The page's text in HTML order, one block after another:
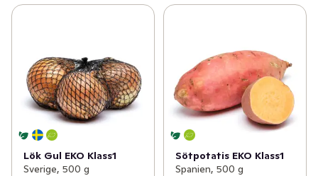
Lök Gul EKO Klass1
Sverige, 500 g
Sötpotatis EKO Klass1
Spanien, 500 g